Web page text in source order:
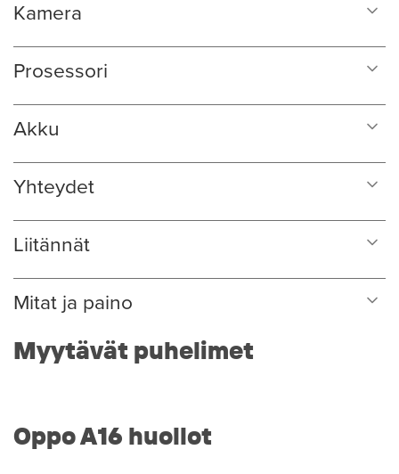
Kamera
Prosessori
Akku
Yhteydet
Liitännät
Mitat ja paino
Myytävät puhelimet
Oppo A16 huollot